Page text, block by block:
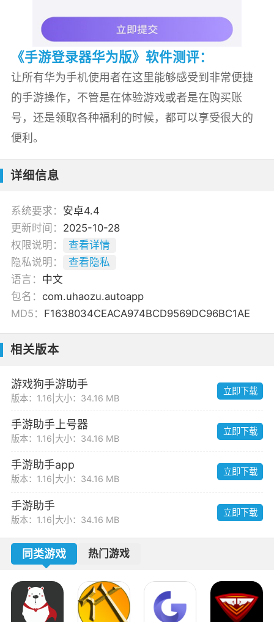
《手游登录器华为版》软件测评：
让所有华为手机使用者在这里能够感受到非常便捷
的手游操作，不管是在体验游戏或者是在购买账
号，还是领取各种福利的时候，都可以享受很大的
便利。
详细信息
系统要求： 安卓4.4
更新时间： 2025-10-28
权限说明：
查看详情
隐私说明：
查看隐私
语言： 中文
包名： com.uhaozu.autoapp
MD5： F1638034CEACA974BCD9569DC96BC1AE
相关版本
游戏狗手游助手
版本：1.16 大小：34.16 MB
立即下载
手游助手上号器
版本：1.16 大小：34.16 MB
立即下载
手游助手app
版本：1.16 大小：34.16 MB
立即下载
手游助手
版本：1.16 大小：34.16 MB
立即下载
同类游戏 热门游戏